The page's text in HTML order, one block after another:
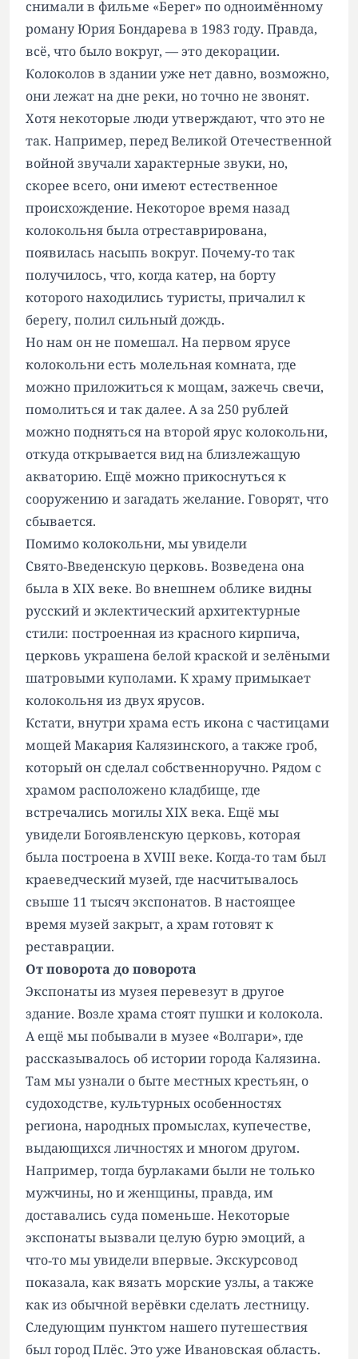
снимали в фильме «Берег» по одноимённому
роману Юрия Бондарева в 1983 году. Правда,
всё, что было вокруг, — это декорации.
Колоколов в здании уже нет давно, возможно,
они лежат на дне реки, но точно не звонят.
Хотя некоторые люди утверждают, что это не
так. Например, перед Великой Отечественной
войной звучали характерные звуки, но,
скорее всего, они имеют естественное
происхождение. Некоторое время назад
колокольня была отреставрирована,
появилась насыпь вокруг. Почему‑то так
получилось, что, когда катер, на борту
которого находились туристы, причалил к
берегу, полил сильный дождь.
Но нам он не помешал. На первом ярусе
колокольни есть молельная комната, где
можно приложиться к мощам, зажечь свечи,
помолиться и так далее. А за 250 рублей
можно подняться на второй ярус колокольни,
откуда открывается вид на близлежащую
акваторию. Ещё можно прикоснуться к
сооружению и загадать желание. Говорят, что
сбывается.
Помимо колокольни, мы увидели
Свято‑Введенскую церковь. Возведена она
была в XIX веке. Во внешнем облике видны
русский и эклектический архитектурные
стили: построенная из красного кирпича,
церковь украшена белой краской и зелёными
шатровыми куполами. К храму примыкает
колокольня из двух ярусов.
Кстати, внутри храма есть икона с частицами
мощей Макария Калязинского, а также гроб,
который он сделал собственноручно. Рядом с
храмом расположено кладбище, где
встречались могилы XIX века. Ещё мы
увидели Богоявленскую церковь, которая
была построена в XVIII веке. Когда‑то там был
краеведческий музей, где насчитывалось
свыше 11 тысяч экспонатов. В настоящее
время музей закрыт, а храм готовят к
реставрации.
От поворота до поворота
Экспонаты из музея перевезут в другое
здание. Возле храма стоят пушки и колокола.
А ещё мы побывали в музее «Волгари», где
рассказывалось об истории города Калязина.
Там мы узнали о быте местных крестьян, о
судоходстве, культурных особенностях
региона, народных промыслах, купечестве,
выдающихся личностях и многом другом.
Например, тогда бурлаками были не только
мужчины, но и женщины, правда, им
доставались суда поменьше. Некоторые
экспонаты вызвали целую бурю эмоций, а
что‑то мы увидели впервые. Экскурсовод
показала, как вязать морские узлы, а также
как из обычной верёвки сделать лестницу.
Следующим пунктом нашего путешествия
был город Плёс. Это уже Ивановская область.